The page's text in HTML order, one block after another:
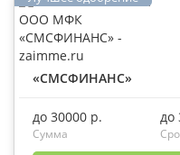
«СМСФИНАНС»
до 30000 р.
Сумма
до